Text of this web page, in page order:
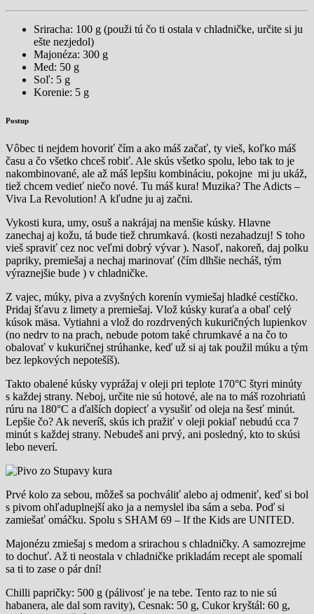
Sriracha: 100 g (použi tú čo ti ostala v chladničke, určite si ju
ešte nezjedol)
Majonéza: 300 g
Med: 50 g
Soľ: 5 g
Korenie: 5 g
Postup
Vôbec ti nejdem hovoriť čím a ako máš začať, ty vieš, koľko máš
času a čo všetko chceš robiť. Ale skús všetko spolu, lebo tak to je
nakombinované, ale až máš lepšiu kombináciu, pokojne mi ju ukáž,
tiež chcem vedieť niečo nové. Tu máš kura! Muzika? The Adicts –
Viva La Revolution! A kľudne ju aj začni.
Vykosti kura, umy, osuš a nakrájaj na menšie kúsky. Hlavne
zanechaj aj kožu, tá bude tiež chrumkavá. (kosti nezahadzuj! S toho
vieš spraviť cez noc veľmi dobrý vývar ). Nasoľ, nakoreň, daj polku
papriky, premiešaj a nechaj marinovať (čím dlhšie necháš, tým
výraznejšie bude ) v chladničke.
Z vajec, múky, piva a zvyšných korenín vymiešaj hladké cestíčko.
Pridaj šťavu z limety a premiešaj. Vlož kúsky kuraťa a obaľ celý
kúsok mäsa. Vytiahni a vlož do rozdrvených kukuričných lupienkov
(no nedrv to na prach, nebude potom také chrumkavé a na čo to
obalovať v kukuričnej strúhanke, keď už si aj tak použil múku a tým
bez lepkových nepotešíš).
Takto obalené kúsky vyprážaj v oleji pri teplote 170°C štyri minúty
s každej strany. Neboj, určite nie sú hotové, ale na to máš rozohriatú
rúru na 180°C a ďalších dopiecť a vysušiť od oleja na šesť minút.
Lepšie čo? Ak neveríš, skús ich pražiť v oleji pokiaľ nebudú cca 7
minút s každej strany. Nebudeš ani prvý, ani posledný, kto to skúsi
lebo neverí.
Prvé kolo za sebou, môžeš sa pochváliť alebo aj odmeniť, keď si bol
s pivom ohľaduplnejší ako ja a nemyslel iba sám a seba. Poď si
zamiešať omáčku. Spolu s SHAM 69 – If the Kids are UNITED.
Majonézu zmiešaj s medom a srirachou s chladničky. A samozrejme
to dochuť. Až ti neostala v chladničke prikladám recept ale spomalí
sa ti to zase o pár dní!
Chilli papričky: 500 g (pálivosť je na tebe. Tento raz to nie sú
habanera, ale dal som ravity), Cesnak: 50 g, Cukor kryštál: 60 g,